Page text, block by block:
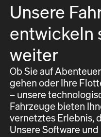
Unsere
entwickeln
weiter
Ob Sie auf
gehen oder Ihre
– unsere
Fahrzeuge bieten
vernetztes Erlebnis,
Unsere Software